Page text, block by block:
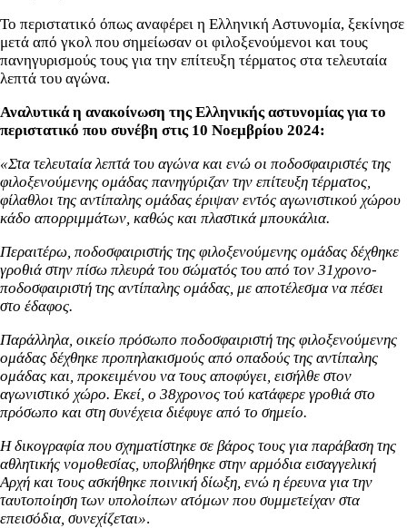
Το περιστατικό όπως αναφέρει η Ελληνική Αστυνομία, ξεκίνησε
μετά από γκολ που σημείωσαν οι φιλοξενούμενοι και τους
πανηγυρισμούς τους για την επίτευξη τέρματος στα τελευταία
λεπτά του αγώνα.
Αναλυτικά η ανακοίνωση της Ελληνικής αστυνομίας για το
περιστατικό που συνέβη στις 10 Νοεμβρίου 2024:
«Στα τελευταία λεπτά του αγώνα και ενώ οι ποδοσφαιριστές της
φιλοξενούμενης ομάδας πανηγύριζαν την επίτευξη τέρματος,
φίλαθλοι της αντίπαλης ομάδας έριψαν εντός αγωνιστικού χώρου
κάδο απορριμμάτων, καθώς και πλαστικά μπουκάλια.
Περαιτέρω, ποδοσφαιριστής της φιλοξενούμενης ομάδας δέχθηκε
γροθιά στην πίσω πλευρά του σώματός του από τον 31χρονο-
ποδοσφαιριστή της αντίπαλης ομάδας, με αποτέλεσμα να πέσει
στο έδαφος.
Παράλληλα, οικείο πρόσωπο ποδοσφαιριστή της φιλοξενούμενης
ομάδας δέχθηκε προπηλακισμούς από οπαδούς της αντίπαλης
ομάδας και, προκειμένου να τους αποφύγει, εισήλθε στον
αγωνιστικό χώρο. Εκεί, ο 38χρονος τού κατάφερε γροθιά στο
πρόσωπο και στη συνέχεια διέφυγε από το σημείο.
Η δικογραφία που σχηματίστηκε σε βάρος τους για παράβαση της
αθλητικής νομοθεσίας, υποβλήθηκε στην αρμόδια εισαγγελική
Αρχή και τους ασκήθηκε ποινική δίωξη, ενώ η έρευνα για την
ταυτοποίηση των υπολοίπων ατόμων που συμμετείχαν στα
επεισόδια, συνεχίζεται».